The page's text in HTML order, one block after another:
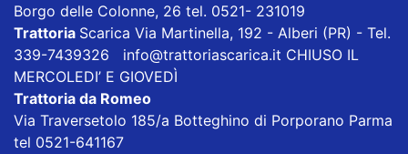
Borgo delle Colonne, 26 tel. 0521- 231019
Trattoria Scarica Via Martinella, 192 - Alberi (PR) - Tel.
339-7439326 info@trattoriascarica.it CHIUSO IL
MERCOLEDI’ E GIOVEDÌ
Trattoria da Romeo
Via Traversetolo 185/a Botteghino di Porporano Parma
tel 0521-641167